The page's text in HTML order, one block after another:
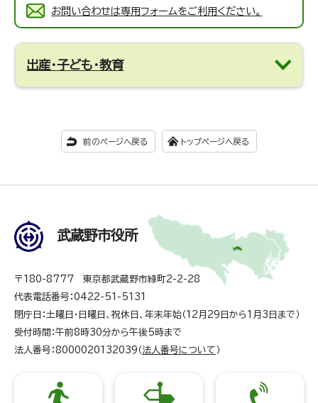
お問い合わせは専用フォームをご利用ください。
出産・子ども・教育
前のページへ戻る トップページへ戻る
武蔵野市役所
〒180-8777 東京都武蔵野市緑町2-2-28
代表電話番号：0422-51-5131
閉庁日：土曜日・日曜日、祝休日、年末年始（12月29日から1月3日まで）
受付時間：午前8時30分から午後5時まで
法人番号：8000020132039（ 法人番号について ）